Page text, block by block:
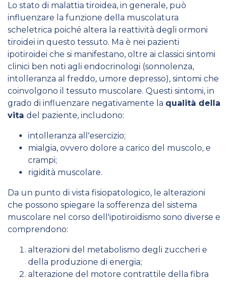
Lo stato di malattia tiroidea, in generale, può
influenzare la funzione della muscolatura
scheletrica poiché altera la reattività degli ormoni
tiroidei in questo tessuto. Ma è nei pazienti
ipotiroidei che si manifestano, oltre ai classici sintomi
clinici ben noti agli endocrinologi (sonnolenza,
intolleranza al freddo, umore depresso), sintomi che
coinvolgono il tessuto muscolare. Questi sintomi, in
grado di influenzare negativamente la qualità della
vita del paziente, includono:
intolleranza all'esercizio;
mialgia, ovvero dolore a carico del muscolo, e
crampi;
rigidità muscolare.
Da un punto di vista fisiopatologico, le alterazioni
che possono spiegare la sofferenza del sistema
muscolare nel corso dell'ipotiroidismo sono diverse e
comprendono:
alterazioni del metabolismo degli zuccheri e
della produzione di energia;
alterazione del motore contrattile della fibra